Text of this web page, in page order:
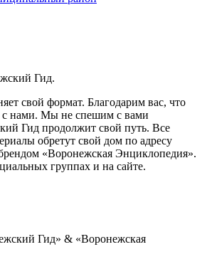
Гид.
свой формат. Благодарим вас, что
с нами. Мы не спешим с вами
Гид продолжит свой путь. Все
обретут свой дом по адресу
«Воронежская Энциклопедия».
группах и на сайте.
Гид» & «Воронежская